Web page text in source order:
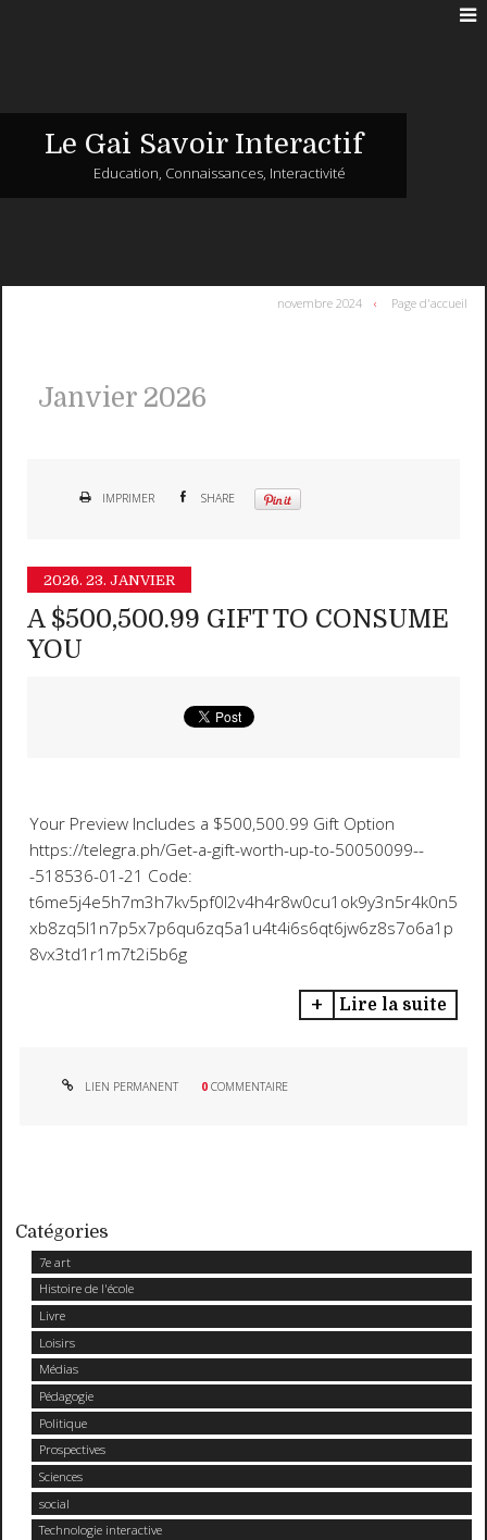
Le Gai Savoir Interactif
Education, Connaissances, Interactivité
Catégories
7e art
Histoire de l'école
Livre
Loisirs
Médias
Pédagogie
Politique
Prospectives
Sciences
social
Technologie interactive
novembre 2024 Page d'accueil
Janvier 2026
IMPRIMER SHARE
2026. 23. JANVIER
A $500,500.99 GIFT TO CONSUME
YOU
Your Preview Includes a $500,500.99 Gift Option
https://telegra.ph/Get-a-gift-worth-up-to-50050099--
-518536-01-21 Code:
t6me5j4e5h7m3h7kv5pf0l2v4h4r8w0cu1ok9y3n5r4k0n5
xb8zq5l1n7p5x7p6qu6zq5a1u4t4i6s6qt6jw6z8s7o6a1p
8vx3td1r1m7t2i5b6g
Lire la suite
LIEN PERMANENT 0 COMMENTAIRE